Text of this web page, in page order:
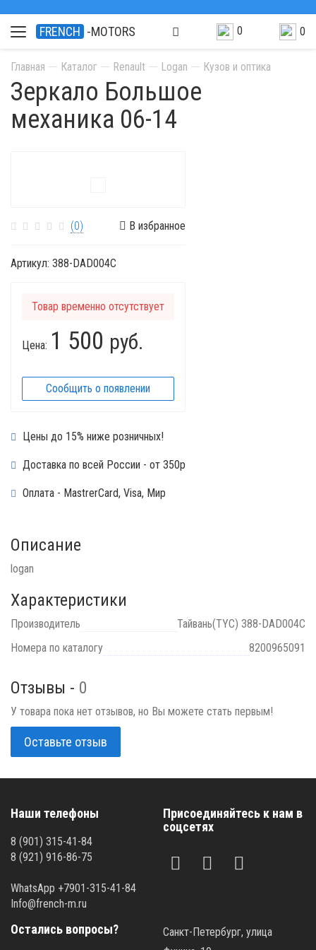
FRENCH -MOTORS 0 0
Главная Каталог Renault Logan Кузов и оптика
Зеркало Большое
механика 06-14
(0) В избранное
Артикул: 388-DAD004C
Товар временно отсутствует
Цена: 1 500 руб.
Сообщить о появлении
Цены до 15% ниже розничных!
Доставка по всей России - от 350р
Оплата - MastrerCard, Visa, Мир
Описание
logan
Характеристики
Производитель
Тайвань(TYC) 388-DAD004C
Номера по каталогу
8200965091
Отзывы - 0
У товара пока нет отзывов, но Вы можете стать первым!
Оставьте отзыв
Наши телефоны
8 (901) 315-41-84
8 (921) 916-86-75
WhatsApp +7901-315-41-84
Info@french-m.ru
Присоединяйтесь к нам в
соцсетях
Остались вопросы?
Санкт-Петербург, улица